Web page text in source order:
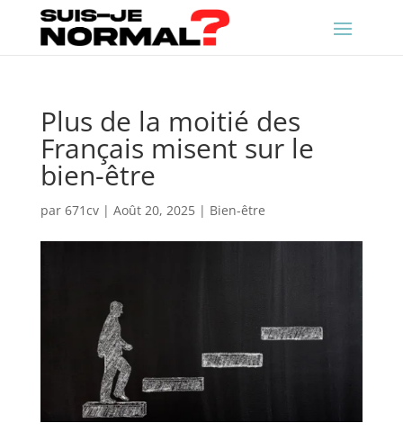
Plus de la moitié des
Français misent sur le
bien-être
par 671cv| Août 20, 2025| Bien-être